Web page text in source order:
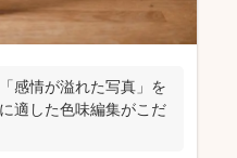
感情が溢れた写真」を
適した色味編集がこだ